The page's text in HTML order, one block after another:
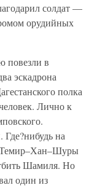
солдат —
орудийных
повезли в
эскадрона
полка
Лично к
на
Темир–Хан–Шуры
Шамиля. Но
один из